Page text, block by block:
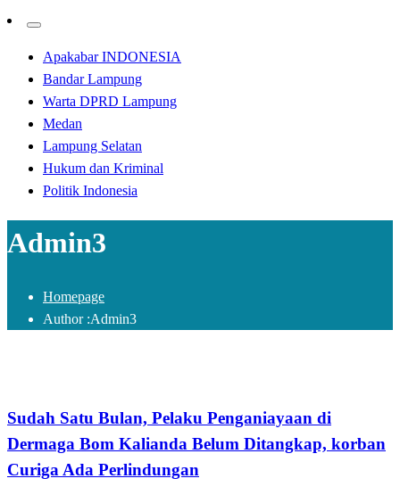
Apakabar INDONESIA
Bandar Lampung
Warta DPRD Lampung
Medan
Lampung Selatan
Hukum dan Kriminal
Politik Indonesia
Admin3
Homepage
Author :Admin3
Sudah Satu Bulan, Pelaku Penganiayaan di
Dermaga Bom Kalianda Belum Ditangkap, korban
Curiga Ada Perlindungan